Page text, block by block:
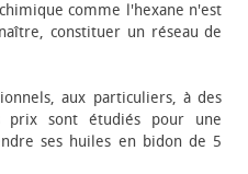
comme l'hexane n'est
constituer un réseau de
aux particuliers, à des
prix sont étudiés pour une
ses huiles en bidon de 5